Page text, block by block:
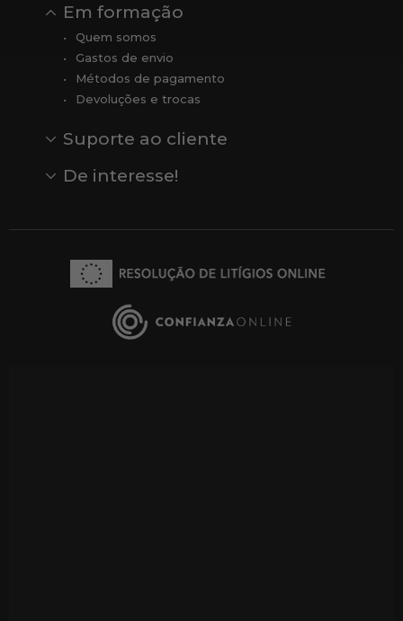
Em formação
Quem somos
Gastos de envio
Métodos de pagamento
Devoluções e trocas
Suporte ao cliente
Comentários
Comentários do Google
De interesse!